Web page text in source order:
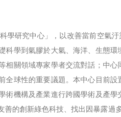
研究中心」，以改善當前空氣汙
學到氣膠於大氣、海洋、生態
相關領域專家學者交流對話；中
全球性的重要議題。本中心目前
術機構及產業進行跨國學術及產
的創新綠色科技、找出因暴露過